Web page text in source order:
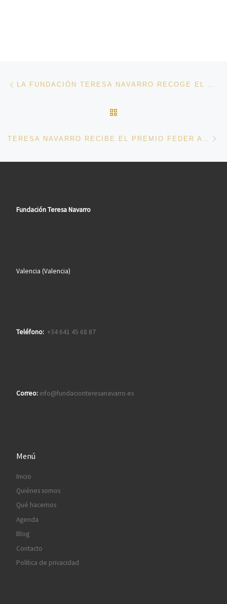
Navegación de entradas
Fundación Teresa Navarro
Valencia (Valencia)
Teléfono: +34 641 45 68 87
Correo: info@fundacionteresanavarro.es
Menú
Inicio
Quiénes somos
Qué hacemos
Agenda
Blog
Contacto
Política de privacidad